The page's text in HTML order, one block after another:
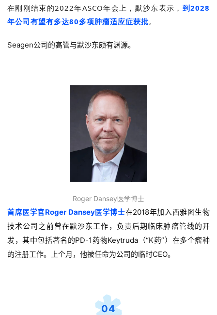
区
彩
代
学
苑
注册
在刚刚结束的2022年ASCO年会上， 默沙东表示， 到2028
年公司有望有多达80多项肿瘤适应症获批。
Seagen公司的高管与默沙东颇有渊源。
Roger Dansey医学博士
首席医学官Roger Dansey医学博士在2018年加入西雅图生物
技术公司之前曾在默沙东工作，负责后期临床肿瘤管线的开
发，其中包括著名的PD-1药物Keytruda（“K药”）在多个瘤种
的注册工作。上个月，他被任命为公司的临时CEO。
04